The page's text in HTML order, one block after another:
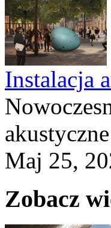
Instalacja
Maj 25,
Zobacz